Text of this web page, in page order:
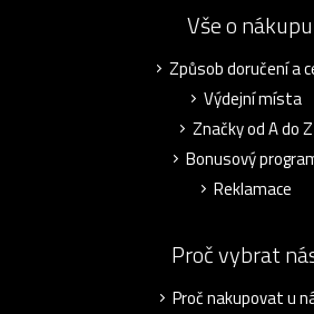
Vše o nákupu
Způsob doručení a
Výdejní místa
Značky od A do Z
Bonusový
Reklamace
Proč vybrat
Proč nakupovat u